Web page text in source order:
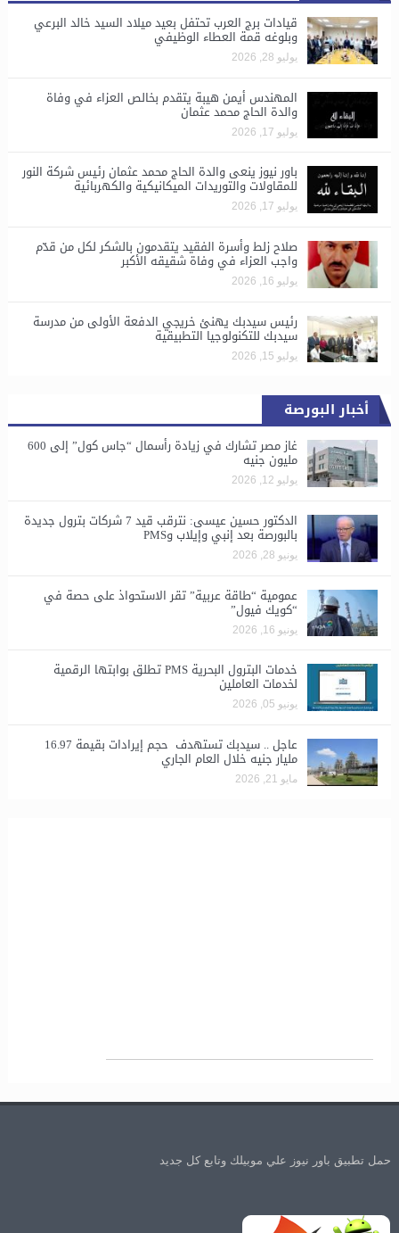
قيادات برج العرب تحتفل بعيد ميلاد السيد خالد البرعي
وبلوغه قمة العطاء الوظيفي
يوليو 28, 2026
المهندس أيمن هيبة يتقدم بخالص العزاء في وفاة
والدة الحاج محمد عثمان
يوليو 17, 2026
باور نيوز ينعى والدة الحاج محمد عثمان رئيس شركة النور
للمقاولات والتوريدات الميكانيكية والكهربائية
يوليو 17, 2026
صلاح زلط وأسرة الفقيد يتقدمون بالشكر لكل من قدّم
واجب العزاء في وفاة شقيقه الأكبر
يوليو 16, 2026
رئيس سيدبك يهنئ خريجي الدفعة الأولى من مدرسة
سيدبك للتكنولوجيا التطبيقية
يوليو 15, 2026
أخبار البورصة
غاز مصر تشارك في زيادة رأسمال “جاس كول” إلى 600
مليون جنيه
يوليو 12, 2026
الدكتور حسين عيسى: نترقب قيد 7 شركات بترول جديدة
بالبورصة بعد إنبي وإيلاب وPMS
يونيو 28, 2026
​عمومية “طاقة عربية” تقر الاستحواذ على حصة في
“كويك فيول”
يونيو 16, 2026
خدمات البترول البحرية PMS تطلق بوابتها الرقمية
لخدمات العاملين
يونيو 05, 2026
عاجل .. سيدبك تستهدف حجم إيرادات بقيمة 16.97
مليار جنيه خلال العام الجاري
مايو 21, 2026
حمل تطبيق باور نيوز علي موبيلك وتابع كل جديد